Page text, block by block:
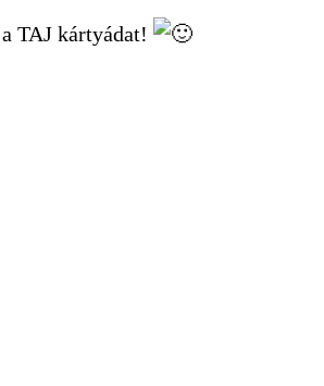
TAJ kártyádat!